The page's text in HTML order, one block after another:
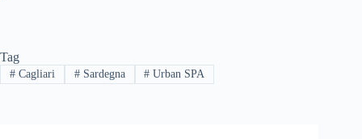
Tag
#Cagliari #Sardegna # Urban SPA